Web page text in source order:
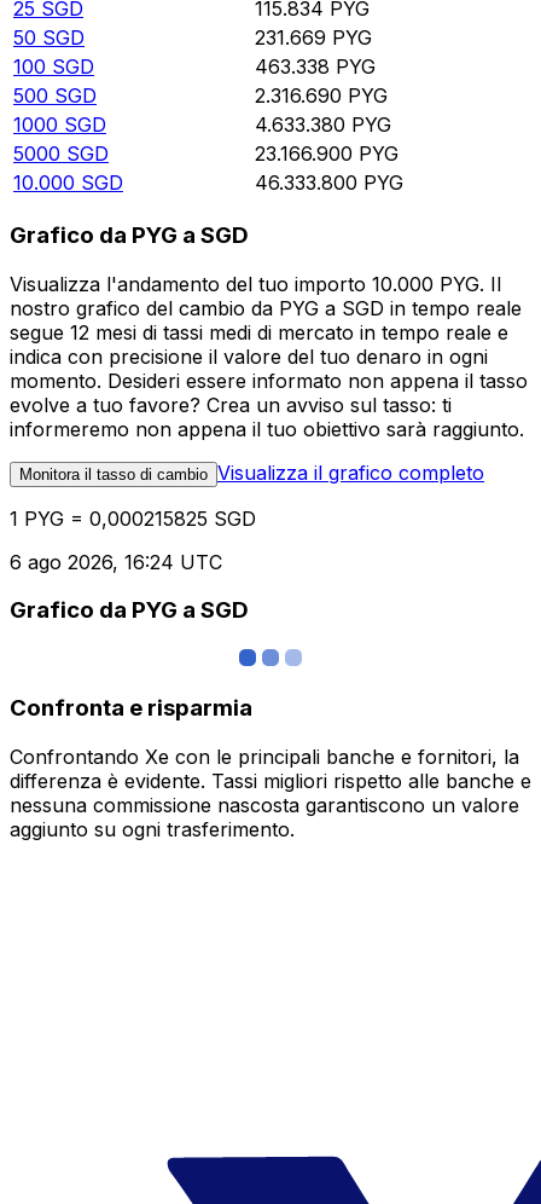
25 SGD 115.834 PYG
50 SGD 231.669 PYG
100 SGD 463.338 PYG
500 SGD 2.316.690 PYG
1000 SGD 4.633.380 PYG
5000 SGD 23.166.900 PYG
10.000 SGD 46.333.800 PYG
Grafico da PYG a SGD
Visualizza l'andamento del tuo importo 10.000 PYG. Il
nostro grafico del cambio da PYG a SGD in tempo reale
segue 12 mesi di tassi medi di mercato in tempo reale e
indica con precisione il valore del tuo denaro in ogni
momento. Desideri essere informato non appena il tasso
evolve a tuo favore? Crea un avviso sul tasso: ti
informeremo non appena il tuo obiettivo sarà raggiunto.
Monitora il tasso di cambio Visualizza il grafico completo
1 PYG = 0,000215825 SGD
6 ago 2026, 16:24 UTC
Grafico da PYG a SGD
Confronta e risparmia
Confrontando Xe con le principali banche e fornitori, la
differenza è evidente. Tassi migliori rispetto alle banche e
nessuna commissione nascosta garantiscono un valore
aggiunto su ogni trasferimento.